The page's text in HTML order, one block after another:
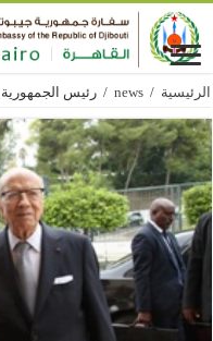
الرئيسية /
news
/ رئيس الجمهورية